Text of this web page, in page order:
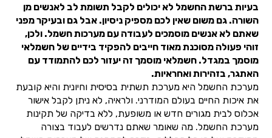
בעיות ברשת החשמל לא יכולים לקבל תשומת לב לאנשים מן
השורה. גם משום שאין לכם מספיק ניסיון. אבל גם ובעיקר מפני
שאתם לא אנשים מוסמכים לעבודה עם מערכות חשמל. ולכן,
זוהי פעולה מסוכנת מאוד חייבים להפקיד בידיים של חשמלאי
מוסמך במגדל. חשמלאי מוסמך זה יעזור לכם להתמודד עם
האתגר, בזהירות ואחראיות.
מערכת החשמל היא מערכת תשתית בסיסית וחיונית והיא קובעת
את איכות החיים בעולם המודרני. ולראיה, לא ניתן לקבל אישור
אכלוס לבית מגורים חדש או משופעת, ללא בדיקה של תקינות
מערכת החשמל. מה שאומר שאתם נדרשים לעבוד בצורה